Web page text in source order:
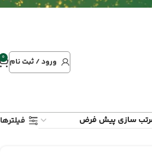
ورود / ثبت نام 0
فیلترها